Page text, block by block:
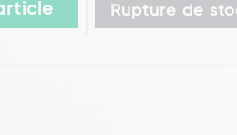
Rupture de